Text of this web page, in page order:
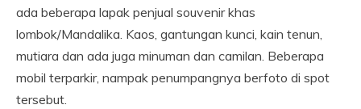
ada beberapa lapak penjual souvenir khas
lombok/Mandalika. Kaos, gantungan kunci, kain tenun,
mutiara dan ada juga minuman dan camilan. Beberapa
mobil terparkir, nampak penumpangnya berfoto di spot
tersebut.